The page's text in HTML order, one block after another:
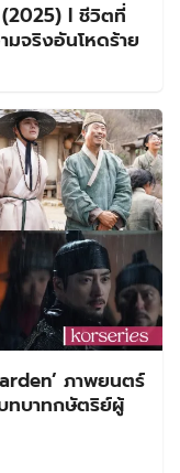
l ชีวิตที่
มจริงอันโหดร้าย
ภาพยนตร์
ทบาทกษัตริย์ผู้